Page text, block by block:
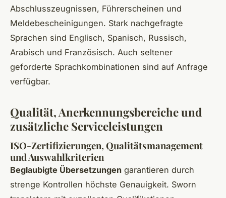
Abschlusszeugnissen, Führerscheinen und
Meldebescheinigungen. Stark nachgefragte
Sprachen sind Englisch, Spanisch, Russisch,
Arabisch und Französisch. Auch seltener
geforderte Sprachkombinationen sind auf Anfrage
verfügbar.
Qualität, Anerkennungsbereiche und
zusätzliche Serviceleistungen
ISO-Zertifizierungen, Qualitätsmanagement
und Auswahlkriterien
Beglaubigte Übersetzungen garantieren durch
strenge Kontrollen höchste Genauigkeit. Sworn